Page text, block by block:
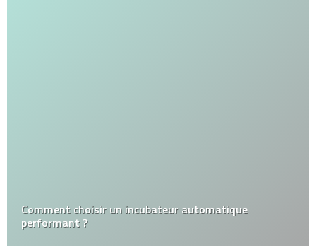
Comment choisir un incubateur automatique
performant ?